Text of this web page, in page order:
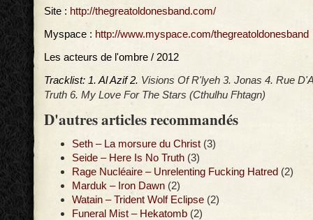
Site : http://thegreatoldonesband.com/
Myspace : http://www.myspace.com/thegreatoldonesband
Les acteurs de l'ombre / 2012
Tracklist: 1. Al Azif 2. Visions Of R'lyeh 3. Jonas 4. Rue
Truth 6. My Love For The Stars (Cthulhu Fhtagn)
D'autres articles recommandés
Seth – La morsure du Christ (3)
Seide – Here Is No Truth (3)
Rage Nucléaire – Unrelenting Fucking Hatred (2)
Marduk – Iron Dawn (2)
Watain – Trident Wolf Eclipse (2)
Funeral Mist – Hekatomb (2)